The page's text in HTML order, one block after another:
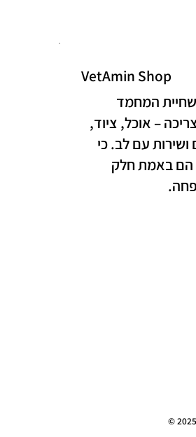
VetAmin Shop
המחמד
– אוכל, ציוד,
ושירות עם לב. כי
הם באמת חלק
©